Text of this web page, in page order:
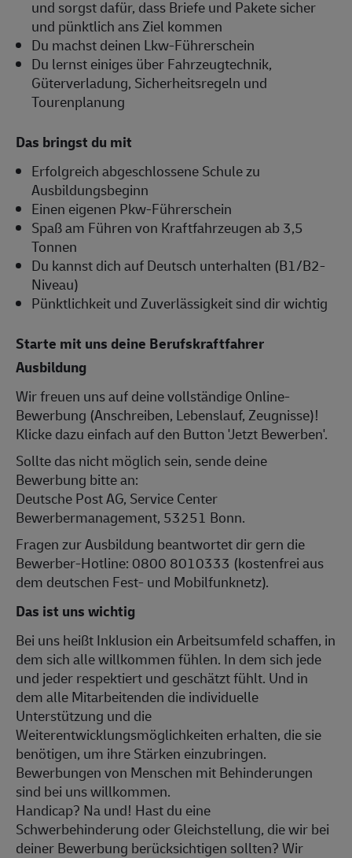
und sorgst dafür, dass Briefe und Pakete sicher
und pünktlich ans Ziel kommen
Du machst deinen Lkw-Führerschein
Du lernst einiges über Fahrzeugtechnik,
Güterverladung, Sicherheitsregeln und
Tourenplanung
Das bringst du mit
Erfolgreich abgeschlossene Schule zu
Ausbildungsbeginn
Einen eigenen Pkw-Führerschein
Spaß am Führen von Kraftfahrzeugen ab 3,5
Tonnen
Du kannst dich auf Deutsch unterhalten (B1/B2-
Niveau)
Pünktlichkeit und Zuverlässigkeit sind dir wichtig
Starte mit uns deine Berufskraftfahrer
Ausbildung
Wir freuen uns auf deine vollständige Online-
Bewerbung (Anschreiben, Lebenslauf, Zeugnisse)!
Klicke dazu einfach auf den Button 'Jetzt Bewerben'.
Sollte das nicht möglich sein, sende deine
Bewerbung bitte an:
Deutsche Post AG, Service Center
Bewerbermanagement, 53251 Bonn.
Fragen zur Ausbildung beantwortet dir gern die
Bewerber-Hotline: 0800 8010333 (kostenfrei aus
dem deutschen Fest- und Mobilfunknetz).
Das ist uns wichtig
Bei uns heißt Inklusion ein Arbeitsumfeld schaffen, in
dem sich alle willkommen fühlen. In dem sich jede
und jeder respektiert und geschätzt fühlt. Und in
dem alle Mitarbeitenden die individuelle
Unterstützung und die
Weiterentwicklungsmöglichkeiten erhalten, die sie
benötigen, um ihre Stärken einzubringen.
Bewerbungen von Menschen mit Behinderungen
sind bei uns willkommen.
Handicap? Na und! Hast du eine
Schwerbehinderung oder Gleichstellung, die wir bei
deiner Bewerbung berücksichtigen sollten? Wir